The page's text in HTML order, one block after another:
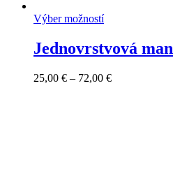
Výber možností
Jednovrstvová
25,00 € – 72,00 €Price